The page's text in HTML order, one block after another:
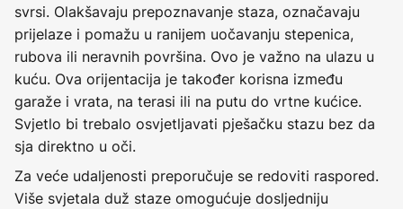
svrsi. Olakšavaju prepoznavanje staza, označavaju
prijelaze i pomažu u ranijem uočavanju stepenica,
rubova ili neravnih površina. Ovo je važno na ulazu u
kuću. Ova orijentacija je također korisna između
garaže i vrata, na terasi ili na putu do vrtne kućice.
Svjetlo bi trebalo osvjetljavati pješačku stazu bez da
sja direktno u oči.
Za veće udaljenosti preporučuje se redoviti raspored.
Više svjetala duž staze omogućuje dosljedniju